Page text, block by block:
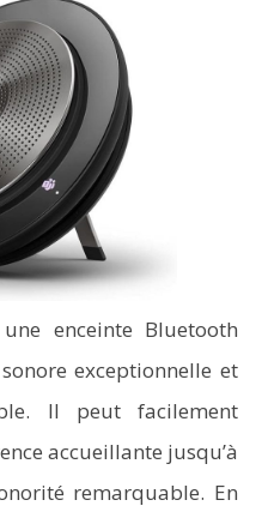
enceinte Bluetooth
exceptionnelle et
Il peut facilement
accueillante jusqu’à
remarquable. En